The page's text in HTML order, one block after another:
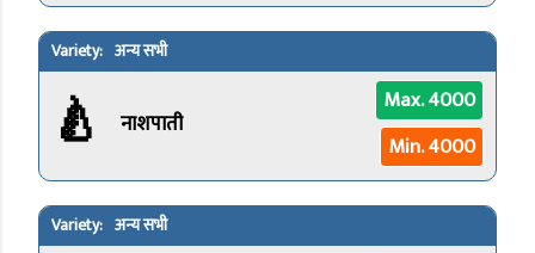
अन्य सभी
🍐 नाशपाती
Max. 4000
Min. 4000
अन्य सभी